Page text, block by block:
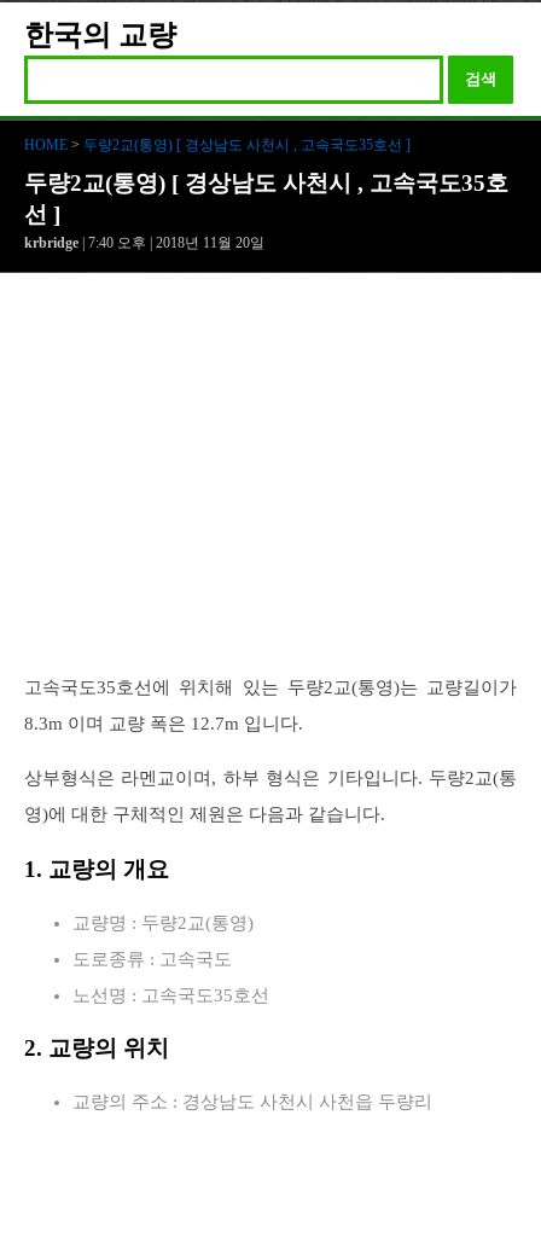
한국의 교량
검색
HOME > 두량2교(통영) [ 경상남도 사천시 , 고속국도35호선 ]
두량2교(통영) [ 경상남도 사천시 , 고속국도35호
선 ]
krbridge | 7:40 오후 | 2018년 11월 20일
고속국도35호선에 위치해 있는 두량2교(통영)는 교량길이가
8.3m 이며 교량 폭은 12.7m 입니다.
상부형식은 라멘교이며, 하부 형식은 기타입니다. 두량2교(통
영)에 대한 구체적인 제원은 다음과 같습니다.
1. 교량의 개요
교량명 : 두량2교(통영)
도로종류 : 고속국도
노선명 : 고속국도35호선
2. 교량의 위치
교량의 주소 : 경상남도 사천시 사천읍 두량리